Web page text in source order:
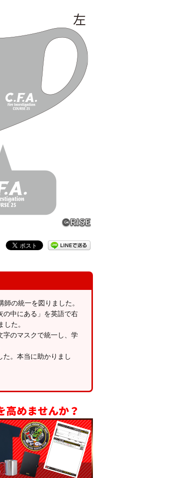
の統一を図りました。
の中にある」を英語で右
た。
字のマスクで統一し、学
た。本当に助かりまし